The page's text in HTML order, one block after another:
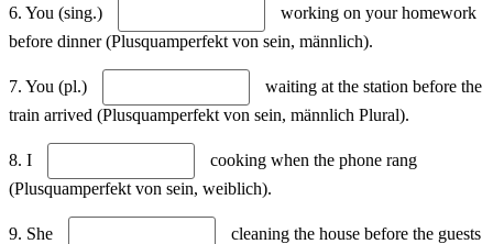
6. You (sing.)
working on your homework
before dinner (Plusquamperfekt von sein, männlich).
7. You (pl.)
waiting at the station before the
train arrived (Plusquamperfekt von sein, männlich Plural).
8. I
cooking when the phone rang
(Plusquamperfekt von sein, weiblich).
9. She
cleaning the house before the guests